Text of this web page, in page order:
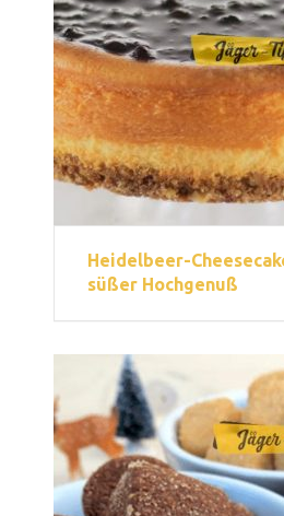
Heidelbeer-
süßer Hochgenuß